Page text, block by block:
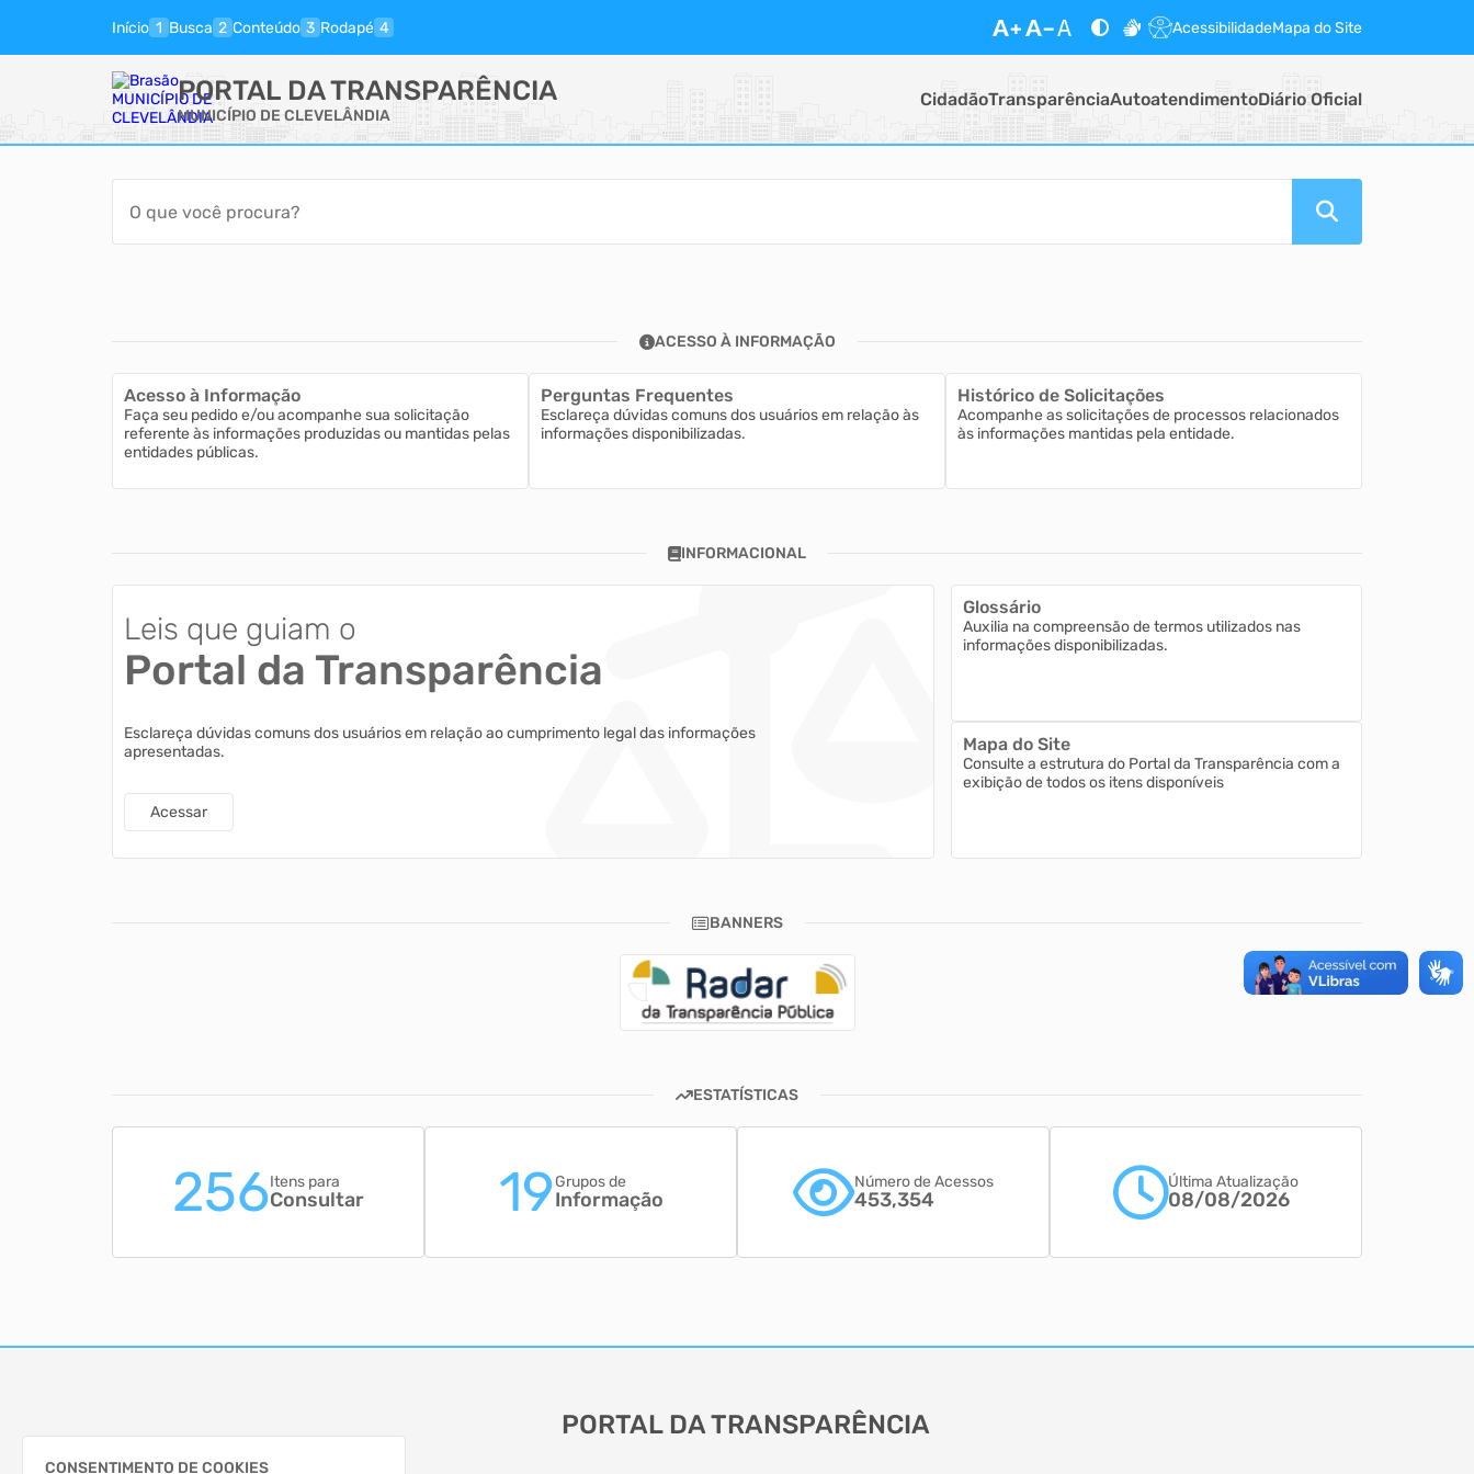
Início Busca Conteúdo Rodapé AcessibilidadeMapa do Site
PORTAL DA TRANSPARÊNCIA
MUNICÍPIO DE CLEVELÂNDIA
CidadãoTransparênciaAutoatendimentoDiário Oficial
CONSENTIMENTO DE COOKIES
ACESSO À INFORMAÇÃO
Acesso à Informação
Faça seu pedido e/ou acompanhe sua solicitação
referente às informações produzidas ou mantidas pelas
entidades públicas.
Perguntas Frequentes
Esclareça dúvidas comuns dos usuários em relação às
informações disponibilizadas.
Histórico de Solicitações
Acompanhe as solicitações de processos relacionados
às informações mantidas pela entidade.
INFORMACIONAL
Leis que guiam o
Portal da Transparência
Esclareça dúvidas comuns dos usuários em relação ao cumprimento legal das informações
apresentadas.
Acessar
Glossário
Auxilia na compreensão de termos utilizados nas
informações disponibilizadas.
Mapa do Site
Consulte a estrutura do Portal da Transparência com a
exibição de todos os itens disponíveis
BANNERS
ESTATÍSTICAS
256Itens para
Consultar 19Grupos de
Informação
Número de Acessos
453,354
Última Atualização
08/08/2026
PORTAL DA TRANSPARÊNCIA